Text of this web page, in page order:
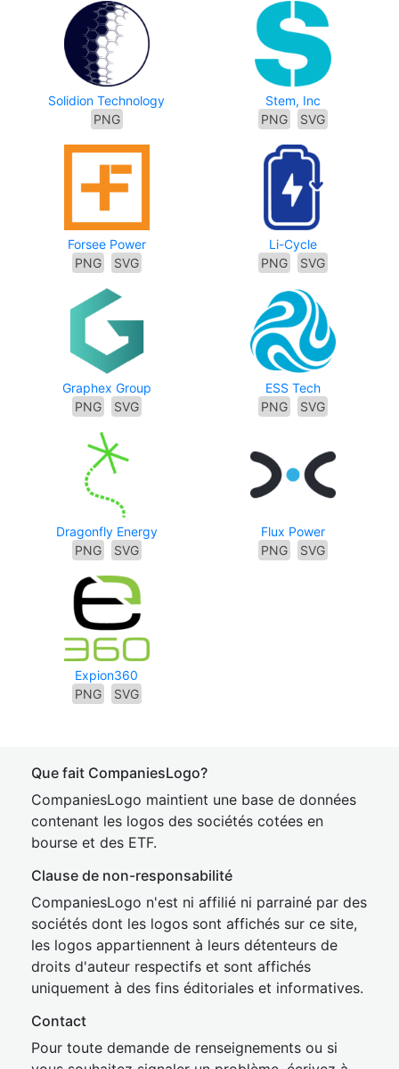
Solidion Technology
PNG
Stem, Inc
PNG
SVG
Forsee Power
PNG
SVG
Li-Cycle
PNG
SVG
Graphex Group
PNG
SVG
ESS Tech
PNG
SVG
Dragonfly Energy
PNG
SVG
Flux Power
PNG
SVG
Expion360
PNG
SVG
Que fait CompaniesLogo?
CompaniesLogo maintient une base de données
contenant les logos des sociétés cotées en
bourse et des ETF.
Clause de non-responsabilité
CompaniesLogo n'est ni affilié ni parrainé par des
sociétés dont les logos sont affichés sur ce site,
les logos appartiennent à leurs détenteurs de
droits d'auteur respectifs et sont affichés
uniquement à des fins éditoriales et informatives.
Contact
Pour toute demande de renseignements ou si